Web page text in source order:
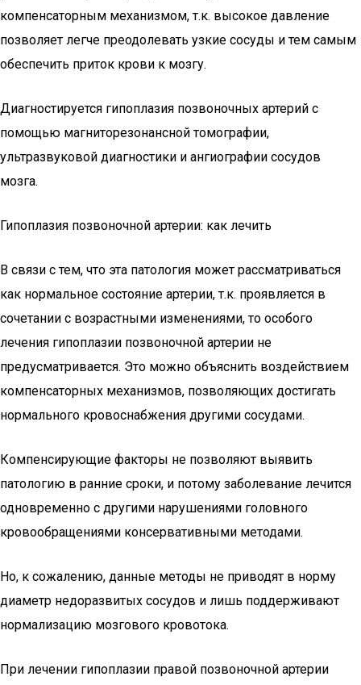
компенсаторным механизмом, т.к. высокое давление
позволяет легче преодолевать узкие сосуды и тем самым
обеспечить приток крови к мозгу.
Диагностируется гипоплазия позвоночных артерий с
помощью магниторезонансной томографии,
ультразвуковой диагностики и ангиографии сосудов
мозга.
Гипоплазия позвоночной артерии: как лечить
В связи с тем, что эта патология может рассматриваться
как нормальное состояние артерии, т.к. проявляется в
сочетании с возрастными изменениями, то особого
лечения гипоплазии позвоночной артерии не
предусматривается. Это можно объяснить воздействием
компенсаторных механизмов, позволяющих достигать
нормального кровоснабжения другими сосудами.
Компенсирующие факторы не позволяют выявить
патологию в ранние сроки, и потому заболевание лечится
одновременно с другими нарушениями головного
кровообращениями консервативными методами.
Но, к сожалению, данные методы не приводят в норму
диаметр недоразвитых сосудов и лишь поддерживают
нормализацию мозгового кровотока.
При лечении гипоплазии правой позвоночной артерии